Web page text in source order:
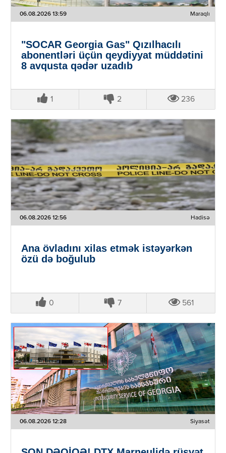
06.08.2026 13:59 Maraqlı
"SOCAR Georgia Gas" Qızılhacılı
abonentləri üçün qeydiyyat müddətini
8 avqusta qədər uzadıb
1 2 236
06.08.2026 12:56 Hadisə
Ana övladını xilas etmək istəyərkən
özü də boğulub
0 7 561
06.08.2026 12:28 Siyasət